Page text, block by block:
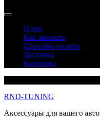
О нас
Как заказать
Способы оплаты
Доставка
Контакты
RND-TUNING
Аксессуары для вашего авто